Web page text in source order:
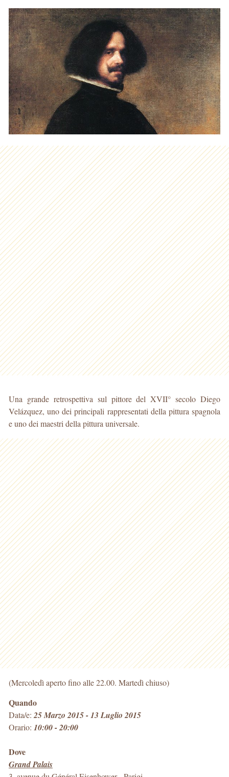
Una grande retrospettiva sul pittore del XVII° secolo Diego
Velázquez, uno dei principali rappresentati della pittura spagnola
e uno dei maestri della pittura universale.
(Mercoledì aperto fino alle 22.00. Martedì chiuso)
Quando
Data/e: 25 Marzo 2015 - 13 Luglio 2015
Orario: 10:00 - 20:00
Dove
Grand Palais